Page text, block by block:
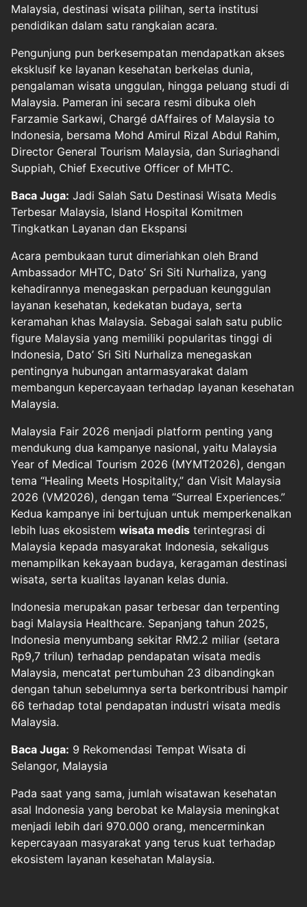
Malaysia, destinasi wisata pilihan, serta institusi
pendidikan dalam satu rangkaian acara.
Pengunjung pun berkesempatan mendapatkan akses
eksklusif ke layanan kesehatan berkelas dunia,
pengalaman wisata unggulan, hingga peluang studi di
Malaysia. Pameran ini secara resmi dibuka oleh
Farzamie Sarkawi, Chargé dAffaires of Malaysia to
Indonesia, bersama Mohd Amirul Rizal Abdul Rahim,
Director General Tourism Malaysia, dan Suriaghandi
Suppiah, Chief Executive Officer of MHTC.
Baca Juga: Jadi Salah Satu Destinasi Wisata Medis
Terbesar Malaysia, Island Hospital Komitmen
Tingkatkan Layanan dan Ekspansi
Acara pembukaan turut dimeriahkan oleh Brand
Ambassador MHTC, Dato’ Sri Siti Nurhaliza, yang
kehadirannya menegaskan perpaduan keunggulan
layanan kesehatan, kedekatan budaya, serta
keramahan khas Malaysia. Sebagai salah satu public
figure Malaysia yang memiliki popularitas tinggi di
Indonesia, Dato’ Sri Siti Nurhaliza menegaskan
pentingnya hubungan antarmasyarakat dalam
membangun kepercayaan terhadap layanan kesehatan
Malaysia.
Malaysia Fair 2026 menjadi platform penting yang
mendukung dua kampanye nasional, yaitu Malaysia
Year of Medical Tourism 2026 (MYMT2026), dengan
tema “Healing Meets Hospitality,” dan Visit Malaysia
2026 (VM2026), dengan tema “Surreal Experiences.”
Kedua kampanye ini bertujuan untuk memperkenalkan
lebih luas ekosistem wisata medis terintegrasi di
Malaysia kepada masyarakat Indonesia, sekaligus
menampilkan kekayaan budaya, keragaman destinasi
wisata, serta kualitas layanan kelas dunia.
Indonesia merupakan pasar terbesar dan terpenting
bagi Malaysia Healthcare. Sepanjang tahun 2025,
Indonesia menyumbang sekitar RM2.2 miliar (setara
Rp9,7 trilun) terhadap pendapatan wisata medis
Malaysia, mencatat pertumbuhan 23 dibandingkan
dengan tahun sebelumnya serta berkontribusi hampir
66 terhadap total pendapatan industri wisata medis
Malaysia.
Baca Juga: 9 Rekomendasi Tempat Wisata di
Selangor, Malaysia
Pada saat yang sama, jumlah wisatawan kesehatan
asal Indonesia yang berobat ke Malaysia meningkat
menjadi lebih dari 970.000 orang, mencerminkan
kepercayaan masyarakat yang terus kuat terhadap
ekosistem layanan kesehatan Malaysia.